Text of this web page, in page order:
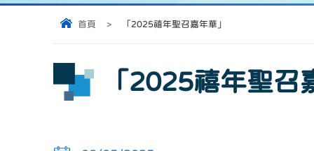
首頁 > 「2025禧年聖召嘉年華」
「2025禧年聖召